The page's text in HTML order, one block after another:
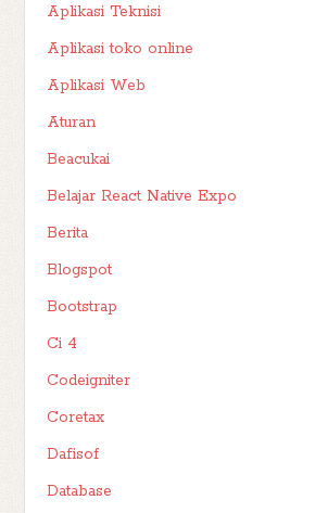
Aplikasi Teknisi
Aplikasi toko online
Aplikasi Web
Aturan
Beacukai
Belajar React Native Expo
Berita
Blogspot
Bootstrap
Ci 4
Codeigniter
Coretax
Dafisof
Database